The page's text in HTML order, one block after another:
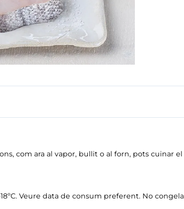
com ara al vapor, bullit o al forn, pots cuinar
Veure data de consum preferent. No